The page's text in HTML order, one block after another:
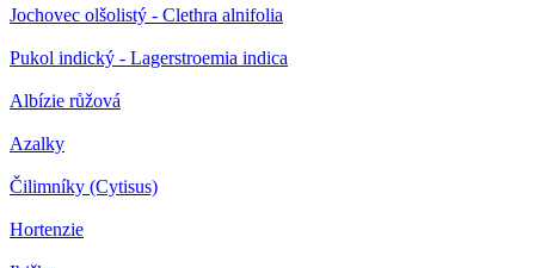
Jochovec olšolistý - Clethra alnifolia
Pukol indický - Lagerstroemia indica
Albízie růžová
Azalky
Čilimníky (Cytisus)
Hortenzie